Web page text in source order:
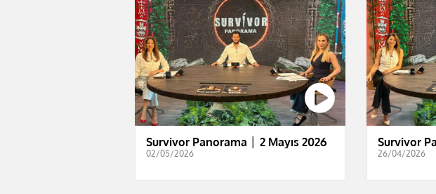
Survivor Panorama │ 2 Mayıs 2026
02/05/2026
Survivor
26/04/2026